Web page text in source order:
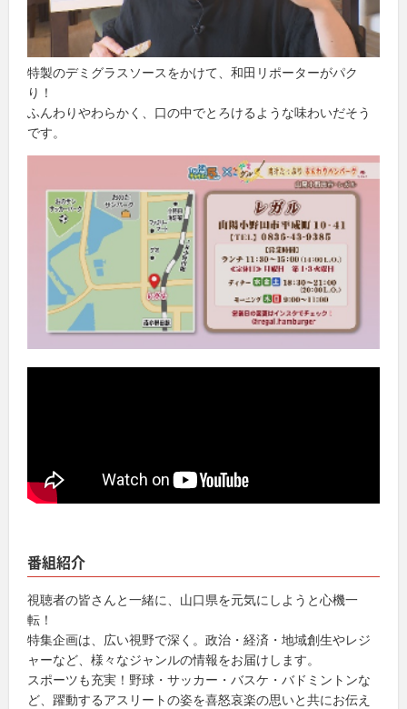
特製のデミグラスソースをかけて、和田リポーターがパク
り！
ふんわりやわらかく、口の中でとろけるような味わいだそう
です。
番組紹介
視聴者の皆さんと一緒に、山口県を元気にしようと心機一
転！
特集企画は、広い視野で深く。政治・経済・地域創生やレジ
ャーなど、様々なジャンルの情報をお届けします。
スポーツも充実！野球・サッカー・バスケ・バドミントンな
ど、躍動するアスリートの姿を喜怒哀楽の思いと共にお伝え